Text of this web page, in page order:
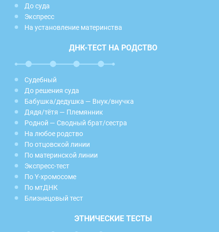
До суда
Экспресс
На установление материнства
ДНК-ТЕСТ НА РОДСТВО
Судебный
До решения суда
Бабушка/дедушка — Внук/внучка
Дядя/тётя — Племянник
Родной — Сводный брат/сестра
На любое родство
По отцовской линии
По материнской линии
Экспресс-тест
По Y-хромосоме
По мтДНК
Близнецовый тест
ЭТНИЧЕСКИЕ ТЕСТЫ